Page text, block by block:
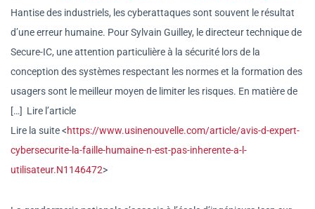
Hantise des industriels, les cyberattaques sont souvent le résultat
d’une erreur humaine. Pour Sylvain Guilley, le directeur technique de
Secure-IC, une attention particulière à la sécurité lors de la
conception des systèmes respectant les normes et la formation des
usagers sont le meilleur moyen de limiter les risques. En matière de
[…] Lire l’article
Lire la suite <https://www.usinenouvelle.com/article/avis-d-expert-
cybersecurite-la-faille-humaine-n-est-pas-inherente-a-l-
utilisateur.N1146472>